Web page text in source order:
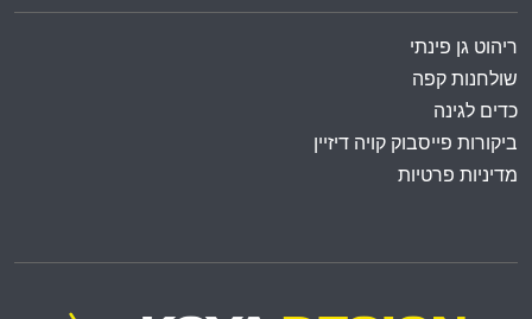
ריהוט גן פינתי
שולחנות קפה
כדים לגינה
ביקורות פייסבוק קויה דיזיין
מדיניות פרטיות